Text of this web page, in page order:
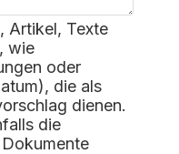
Artikel, Texte
wie
oder
die als
dienen.
die